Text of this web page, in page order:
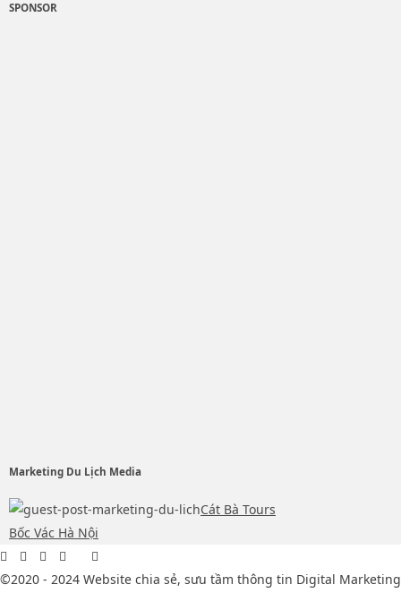
SPONSOR
Marketing Du Lịch Media
Cát Bà Tours
Bốc Vác Hà Nội
©2020 - 2024 Website chia sẻ, sưu tầm thông tin Digital Marketing